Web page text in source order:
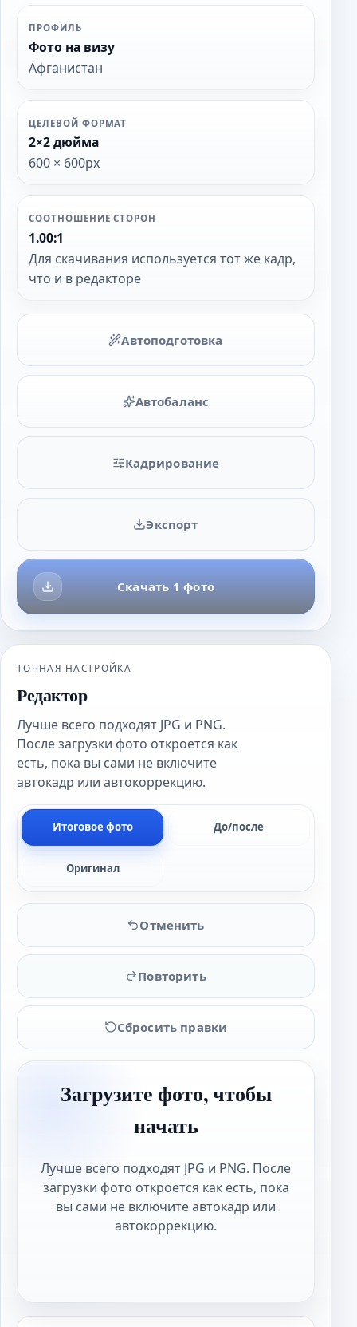
ПРОФИЛЬ
Фото на визу
Афганистан
ЦЕЛЕВОЙ ФОРМАТ
2×2 дюйма
600 × 600px
СООТНОШЕНИЕ СТОРОН
1.00:1
Для скачивания используется тот же кадр,
что и в редакторе
Автоподготовка
Автобаланс
Кадрирование
Скачать 1 фото
Экспорт
ТОЧНАЯ НАСТРОЙКА
Редактор
Лучше всего подходят JPG и PNG.
После загрузки фото откроется как
есть, пока вы сами не включите
автокадр или автокоррекцию.
Итоговое фото До/после
Оригинал
Отменить
Повторить
Сбросить правки
Загрузите фото, чтобы
начать
Лучше всего подходят JPG и PNG. После
загрузки фото откроется как есть, пока
вы сами не включите автокадр или
автокоррекцию.